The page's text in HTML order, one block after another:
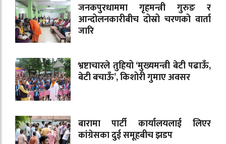
जनकपुरधाममा गृहमन्त्री गुरुङ र
आन्दोलनकारीबीच दोस्रो चरणको वार्ता
जारि
भ्रष्टाचारले तुहियो ‘मुख्यमन्त्री बेटी पढाऊँ,
बेटी बचाऊँ’, किशोरी गुमाए अवसर
बारामा पार्टी कार्यालयलाई लिएर
कांग्रेसका दुई समूहबीच झडप